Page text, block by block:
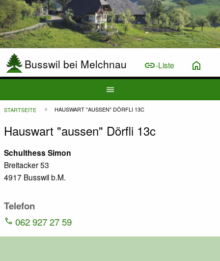
Busswil bei Melchnau link-Liste home
Hauptnavigation
Top
Bar
menu
Pfadnavigation
STARTSEITE HAUSWART "AUSSEN" DÖRFLI 13C
Hauswart "aussen" Dörfli 13c
Schulthess Simon
Breitacker 53
4917 Busswil b.M.
Telefon
062 927 27 59